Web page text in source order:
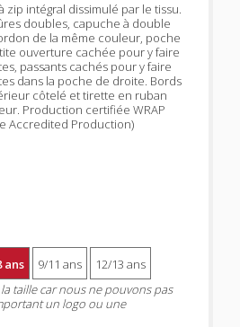
zip intégral dissimulé par le tissu.
doubles, capuche à double
de la même couleur, poche
ouverture cachée pour y faire
passants cachés pour y faire
dans la poche de droite. Bords
côtelé et tirette en ruban
Production certifiée WRAP
Accredited Production)
ans 9/11 ans
12/13 ans
taille car nous ne pouvons pas
un logo ou une